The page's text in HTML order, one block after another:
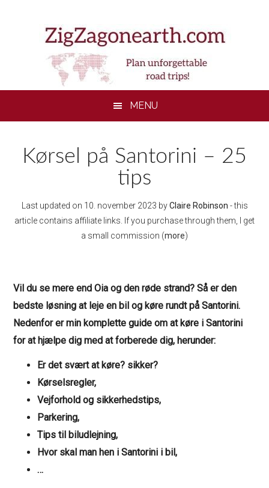
MENU
Kørsel på Santorini – 25
tips
Last updated on 10. november 2023 byClaire Robinson - this
article contains affiliate links. If you purchase through them, I get
a small commission (more)
Vil du se mere end Oia og den røde strand? Så er den
bedste løsning at leje en bil og køre rundt på Santorini.
Nedenfor er min komplette guide om at køre i Santorini
for at hjælpe dig med at forberede dig, herunder:
Er det svært at køre? sikker?
Kørselsregler,
Vejforhold og sikkerhedstips,
Parkering,
Tips til biludlejning,
Hvor skal man hen i Santorini i bil,
…